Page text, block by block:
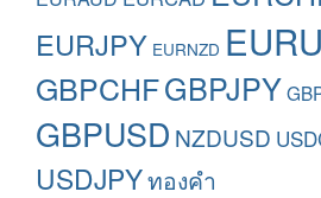
EURJPY EURNZD
GBPCHFGBPJPY
GBPUSD NZDUSD
USDJPYทองคำ